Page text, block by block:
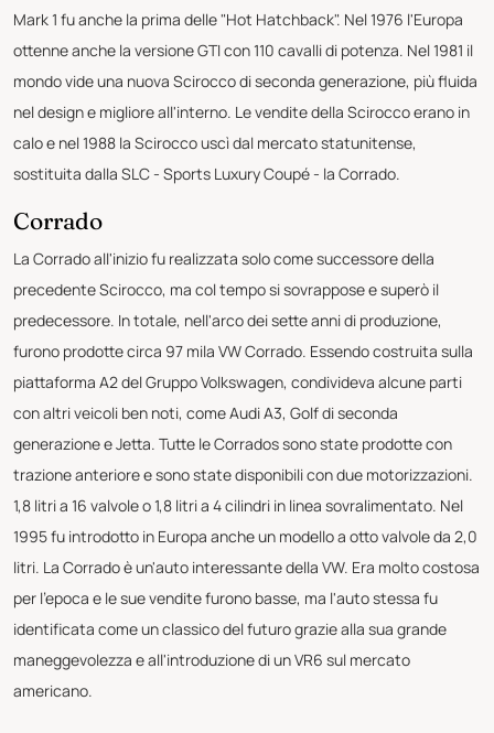
Mark 1 fu anche la prima delle "Hot Hatchback". Nel 1976 l'Europa
ottenne anche la versione GTI con 110 cavalli di potenza. Nel 1981 il
mondo vide una nuova Scirocco di seconda generazione, più fluida
nel design e migliore all'interno. Le vendite della Scirocco erano in
calo e nel 1988 la Scirocco uscì dal mercato statunitense,
sostituita dalla SLC - Sports Luxury Coupé - la Corrado.
Corrado
La Corrado all'inizio fu realizzata solo come successore della
precedente Scirocco, ma col tempo si sovrappose e superò il
predecessore. In totale, nell'arco dei sette anni di produzione,
furono prodotte circa 97 mila VW Corrado. Essendo costruita sulla
piattaforma A2 del Gruppo Volkswagen, condivideva alcune parti
con altri veicoli ben noti, come Audi A3, Golf di seconda
generazione e Jetta. Tutte le Corrados sono state prodotte con
trazione anteriore e sono state disponibili con due motorizzazioni.
1,8 litri a 16 valvole o 1,8 litri a 4 cilindri in linea sovralimentato. Nel
1995 fu introdotto in Europa anche un modello a otto valvole da 2,0
litri. La Corrado è un'auto interessante della VW. Era molto costosa
per l'epoca e le sue vendite furono basse, ma l'auto stessa fu
identificata come un classico del futuro grazie alla sua grande
maneggevolezza e all'introduzione di un VR6 sul mercato
americano.